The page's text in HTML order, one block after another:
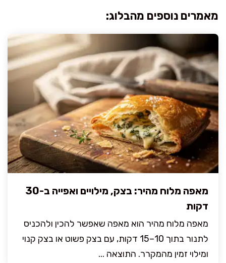
מאמרים נוספים מהבלוג:
מאפה מלוח מהיר: בצק, מילויים ואפייה ב-30
דקות
מאפה מלוח מהיר הוא מאפה שאפשר להכין ולהכניס
לתנור בתוך 10–15 דקות, עם בצק פשוט או בצק קנוי
ומילוי זמין מהמקרר. התוצאה ...